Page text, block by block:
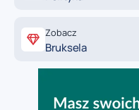
Zobacz
Bruksela